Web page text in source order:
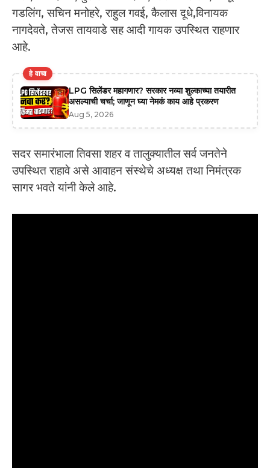
गडलिंग, सचिन मनोहरे, राहुल गवई, कैलास दूधे,विनायक
नागदेवते, तेजस तायवाडे सह आदी गायक उपस्थित राहणार
आहे.
हे वाचा
LPG सिलेंडर महागणार? सरकार नव्या शुल्काच्या तयारीत
असल्याची चर्चा; जाणून घ्या नेमकं काय आहे प्रकरण
Aug 5, 2026
सदर समारंभाला तिवसा शहर व तालुक्यातील सर्व जनतेने
उपस्थित राहावे असे आवाहन संस्थेचे अध्यक्ष तथा निमंत्रक
सागर भवते यांनी केले आहे.